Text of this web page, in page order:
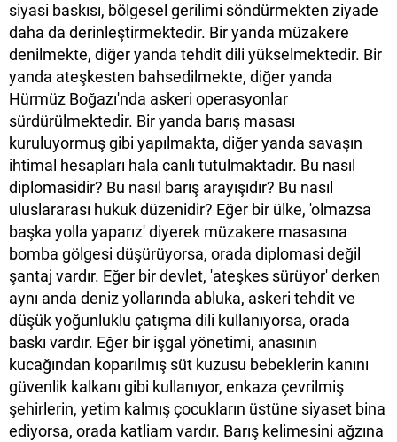
siyasi baskısı, bölgesel gerilimi söndürmekten ziyade
daha da derinleştirmektedir. Bir yanda müzakere
denilmekte, diğer yanda tehdit dili yükselmektedir. Bir
yanda ateşkesten bahsedilmekte, diğer yanda
Hürmüz Boğazı'nda askeri operasyonlar
sürdürülmektedir. Bir yanda barış masası
kuruluyormuş gibi yapılmakta, diğer yanda savaşın
ihtimal hesapları hala canlı tutulmaktadır. Bu nasıl
diplomasidir? Bu nasıl barış arayışıdır? Bu nasıl
uluslararası hukuk düzenidir? Eğer bir ülke, 'olmazsa
başka yolla yaparız' diyerek müzakere masasına
bomba gölgesi düşürüyorsa, orada diplomasi değil
şantaj vardır. Eğer bir devlet, 'ateşkes sürüyor' derken
aynı anda deniz yollarında abluka, askeri tehdit ve
düşük yoğunluklu çatışma dili kullanıyorsa, orada
baskı vardır. Eğer bir işgal yönetimi, anasının
kucağından koparılmış süt kuzusu bebeklerin kanını
güvenlik kalkanı gibi kullanıyor, enkaza çevrilmiş
şehirlerin, yetim kalmış çocukların üstüne siyaset bina
ediyorsa, orada katliam vardır. Barış kelimesini ağzına